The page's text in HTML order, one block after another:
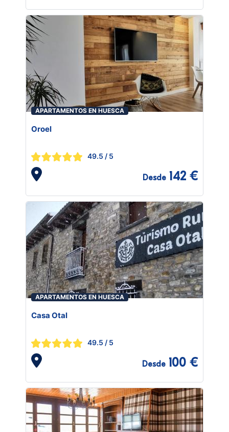
APARTAMENTOS EN HUESCA
Oroel
49.5 / 5
Desde 142 €
APARTAMENTOS EN HUESCA
Casa Otal
49.5 / 5
Desde 100 €